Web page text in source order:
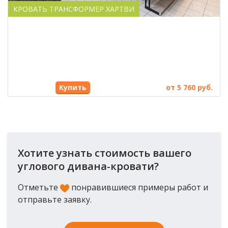
КРОВАТЬ ТРАНСФОРМЕР ХАРТВИ
Купить от 5 760 руб.
Хотите узнать стоимость вашего
углового дивана-кровати?
Отметьте
понравившиеся примеры работ и
отправьте заявку.